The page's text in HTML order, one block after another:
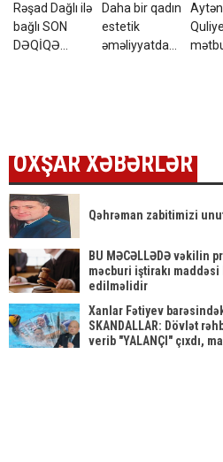
Rəşad Dağlı ilə
bağlı SON
DƏQİQƏ
Daha bir qadın
estetik
əməliyyatdan
Aytən
OXŞAR XƏBƏRLƏR
Qəhrəman zabitimizi
BU MƏCƏLLƏDƏ vəkilin
məcburi iştirakı maddəsi
edilməlidir
Xanlar Fətiyev
SKANDALLAR: Dövlət
verib "YALANÇI" çıxdı,